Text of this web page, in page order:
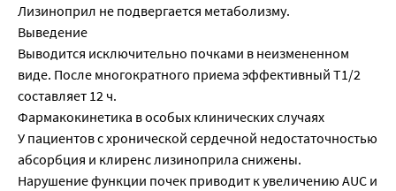
Лизиноприл не подвергается метаболизму.
Выведение
Выводится исключительно почками в неизмененном
виде. После многократного приема эффективный T1/2
составляет 12 ч.
Фармакокинетика в особых клинических случаях
У пациентов с хронической сердечной недостаточностью
абсорбция и клиренс лизиноприла снижены.
Нарушение функции почек приводит к увеличению AUC и